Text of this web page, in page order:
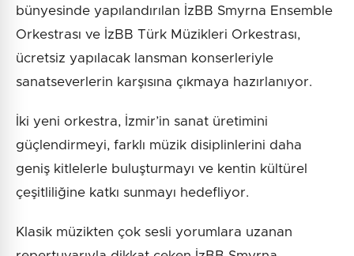
bünyesinde yapılandırılan İzBB Smyrna Ensemble
Orkestrası ve İzBB Türk Müzikleri Orkestrası,
ücretsiz yapılacak lansman konserleriyle
sanatseverlerin karşısına çıkmaya hazırlanıyor.
İki yeni orkestra, İzmir’in sanat üretimini
güçlendirmeyi, farklı müzik disiplinlerini daha
geniş kitlelerle buluşturmayı ve kentin kültürel
çeşitliliğine katkı sunmayı hedefliyor.
Klasik müzikten çok sesli yorumlara uzanan